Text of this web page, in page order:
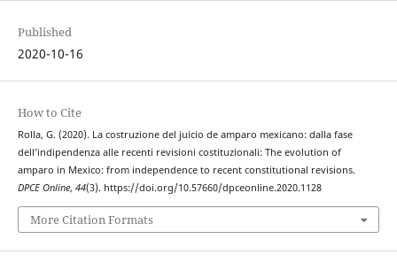
Published
2020-10-16
How to Cite
Rolla, G. (2020). La costruzione del juicio de amparo mexicano: dalla fase
dell’indipendenza alle recenti revisioni costituzionali: The evolution of
amparo in Mexico: from independence to recent constitutional revisions.
DPCE Online, 44(3). https://doi.org/10.57660/dpceonline.2020.1128
More Citation Formats